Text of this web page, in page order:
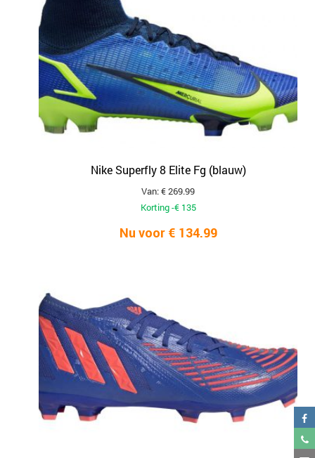
Nike Superfly 8 Elite Fg (blauw)
Van: € 269.99
Korting -€ 135
Nu voor € 134.99